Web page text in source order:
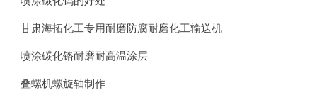
甘肃海拓化工专用耐磨防腐耐磨化工输送机
喷涂碳化铬耐磨耐高温涂层
叠螺机螺旋轴制作